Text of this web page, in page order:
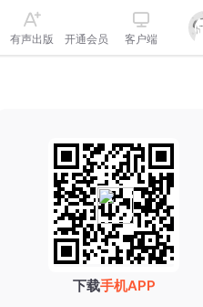
有声出版 开通会员 客户端
下载手机APP